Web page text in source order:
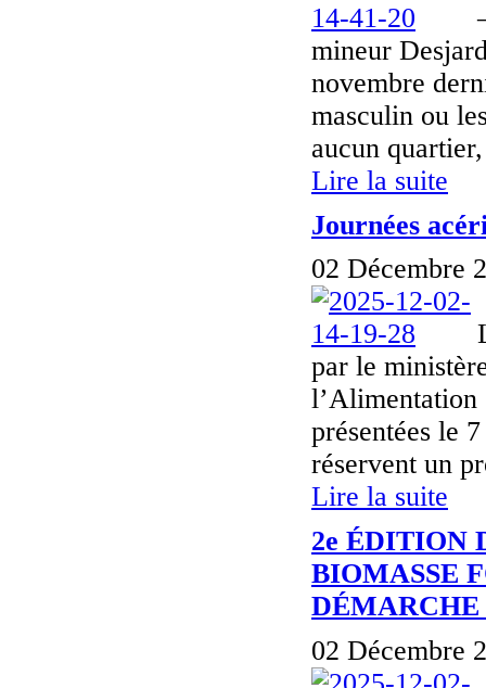
mineur
novembre
masculin ou
aucun
Lire la suite
Journées
02 Décembre
par le
l’Alimentation
présentées le
réservent un
Lire la suite
2e ÉDITION
BIOMASSE
DÉMARCHE
02 Décembre